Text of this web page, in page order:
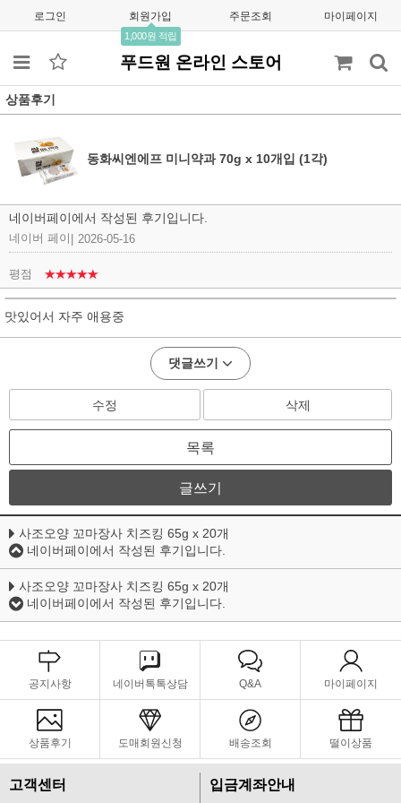
로그인 회원가입
1,000원 적립
주문조회 마이페이지
푸드원 온라인 스토어
상품후기
동화씨엔에프 미니약과 70g x 10개입 (1각)
네이버페이에서 작성된 후기입니다.
네이버 페이 2026-05-16
평점 ★★★★★
맛있어서 자주 애용중
댓글쓰기
수정 삭제
목록
글쓰기
사조오양 꼬마장사 치즈킹 65g x 20개
네이버페이에서 작성된 후기입니다.
사조오양 꼬마장사 치즈킹 65g x 20개
네이버페이에서 작성된 후기입니다.
공지사항 네이버톡톡상담 Q&A 마이페이지
상품후기 도매회원신청 배송조회 떨이상품
고객센터 입금계좌안내